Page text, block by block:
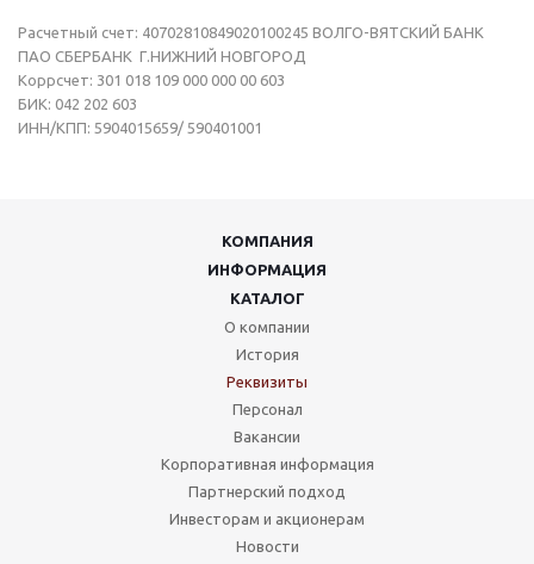
Расчетный счет: 40702810849020100245 ВОЛГО-ВЯТСКИЙ БАНК
ПАО СБЕРБАНК Г.НИЖНИЙ НОВГОРОД
Коррсчет: 301 018 109 000 000 00 603
БИК: 042 202 603
ИНН/КПП: 5904015659/ 590401001
КОМПАНИЯ
ИНФОРМАЦИЯ
КАТАЛОГ
О компании
История
Реквизиты
Персонал
Вакансии
Корпоративная информация
Партнерский подход
Инвесторам и акционерам
Новости